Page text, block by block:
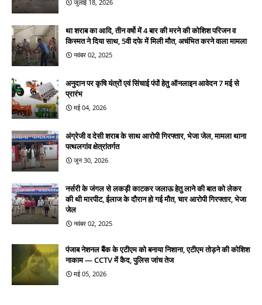
जुलाई 18, 2026
था शराब का आदि, तीन वर्षो में 4 बार की मरने की कोशिश परिजन व
किस्मत ने दिया साथ, 5वी दफे में मिली मौत, अचंभित करने वाला मामला
नवंबर 02, 2025
अनुदान पर कृषि यंत्रों एवं सिंचाई पंपों हेतु ऑनलाइन आवेदन 7 मई से
प्रारंभ
मई 04, 2026
अंग्रेजी व देसी शराब के साथ आरोपी गिरफ्तार, भेजा जेल, मामला थाना
पत्थलगांव क्षेत्रांतर्गत
जून 30, 2026
नर्सरी के जंगल से लकड़ी काटकर जलाऊ हेतु लाने की बात को लेकर
की थी मारपीट, ईलाज के दौरान हो गई मौत, चार आरोपी गिरफ्तार, भेजा
जेल
नवंबर 02, 2025
पंजाब नेशनल बैंक के एटीएम को बनाया निशाना, एटीएम तोड़ने की कोशिश
नाकाम — CCTV में कैद, पुलिस जांच तेज
मई 05, 2026